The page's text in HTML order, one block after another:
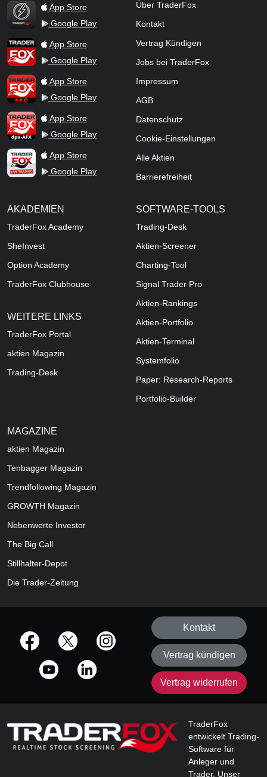
TraderFox Flash
App Store
Google Play
TraderFox AppApp Store
Google Play
TraderFox ProApp Store
Google Play
TraderFox dpa-AFX ProFeed
App Store
Google Play
TraderFox Live Trading
App Store
Google Play
Über TraderFox
Kontakt
Vertrag Kündigen
Jobs bei TraderFox
Impressum
AGB
Datenschutz
Cookie-Einstellungen
Alle Aktien
Barrierefreiheit
AKADEMIEN
TraderFox Academy
SheInvest
Option Academy
TraderFox Clubhouse
WEITERE LINKS
TraderFox Portal
aktien Magazin
Trading-Desk
SOFTWARE-TOOLS
Trading-Desk
Aktien-Screener
Charting-Tool
Signal Trader Pro
Aktien-Rankings
Aktien-Portfolio
Aktien-Terminal
Systemfolio
Paper: Research-Reports
Portfolio-Builder
MAGAZINE
aktien Magazin
Tenbagger Magazin
Trendfollowing Magazin
GROWTH Magazin
Nebenwerte Investor
The Big Call
Stillhalter-Depot
Die Trader-Zeitung
offizielle Social Media-Accounts
Kontakt
Vertrag kündigen
Vertrag widerrufen
TraderFox
entwickelt Trading-
Software für
Anleger und
Trader. Unser